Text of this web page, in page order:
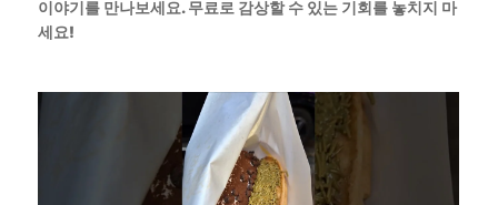
이야기를 만나보세요. 무료로 감상할 수 있는 기회를 놓치지 마
세요!